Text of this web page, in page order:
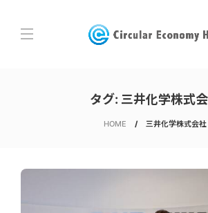
タグ: 三井化学株式
HOME 三井化学株式会社